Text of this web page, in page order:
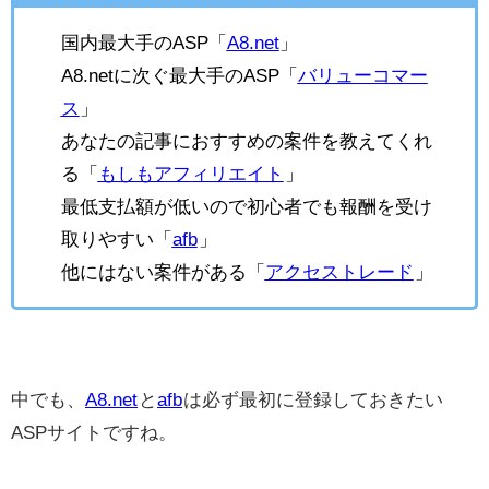
国内最大手のASP「 A8.net」
A8.netに次ぐ最大手のASP「 バリューコマー
ス 」
あなたの記事におすすめの案件を教えてくれ
る「 もしもアフィリエイト
」
最低支払額が低いので初心者でも報酬を受け
取りやすい「 afb 」
他にはない案件がある「 アクセストレード 」
中でも、 A8.net とafbは必ず最初に登録しておきたい
ASPサイトですね。